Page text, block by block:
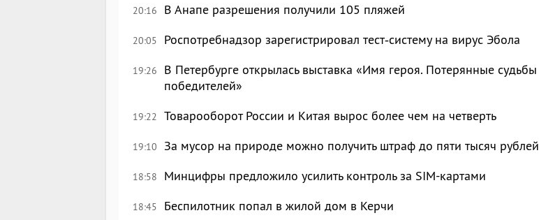
20:16 В Анапе разрешения получили 105 пляжей
20:05 Роспотребнадзор зарегистрировал тест‑систему на вирус Эбола
19:26
В Петербурге открылась выставка «Имя героя. Потерянные судьбы
победителей»
19:22 Товарооборот России и Китая вырос более чем на четверть
19:10 За мусор на природе можно получить штраф до пяти тысяч рублей
18:58 Минцифры предложило усилить контроль за SIM-картами
18:45 Беспилотник попал в жилой дом в Керчи